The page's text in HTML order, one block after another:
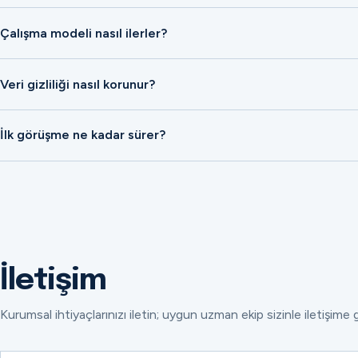
Çalışma modeli nasıl ilerler?
Veri gizliliği nasıl korunur?
İlk görüşme ne kadar sürer?
İletişim
Kurumsal ihtiyaçlarınızı iletin; uygun uzman ekip sizinle iletişime